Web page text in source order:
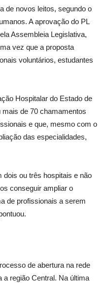
de novos leitos, segundo o
A aprovação do PL
Assembleia Legislativa,
vez que a proposta
voluntários, estudantes
Hospitalar do Estado de
de 70 chamamentos
e que, mesmo com o
das especialidades,
dois ou três hospitais e não
conseguir ampliar o
de profissionais a serem
de abertura na rede
a região Central. Na última